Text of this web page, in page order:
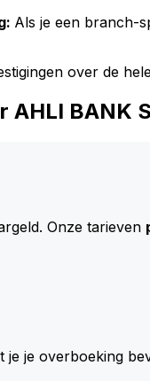
Als je een branch-
over de
AHLI BANK
Onze tarieven
je je overboeking